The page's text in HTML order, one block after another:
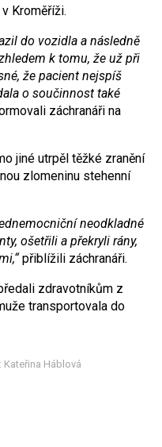
Kroměříži.
do vozidla a následně
k tomu, že už při
že pacient nejspíš
o součinnost také
záchranáři na
jiné utrpěl těžké zranění
zlomeninu stehenní
neodkladné
ošetřili a překryli rány,
přiblížili záchranáři.
zdravotníkům z
transportovala do
Kateřina Háblová